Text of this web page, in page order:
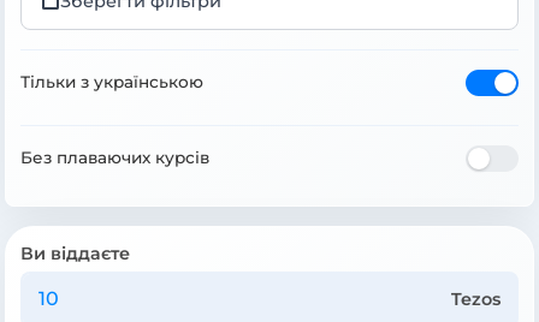
Тільки з українською
Без плаваючих курсів
Ви віддаєте
Tezos